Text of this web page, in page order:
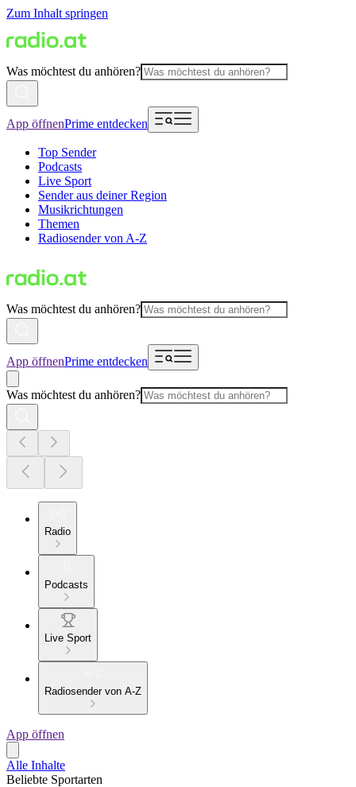
Zum Inhalt springen
Was möchtest du anhören?
App öffnenPrime entdecken
Top Sender
Podcasts
Live Sport
Sender aus deiner Region
Musikrichtungen
Themen
Radiosender von A-Z
Was möchtest du anhören?
App öffnenPrime entdecken
Was möchtest du anhören?
Radio
Podcasts
Live Sport
Radiosender von A-Z
App öffnen
Alle Inhalte
Beliebte Sportarten